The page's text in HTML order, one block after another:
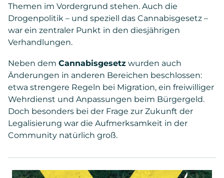
Themen im Vordergrund stehen. Auch die
Drogenpolitik – und speziell das Cannabisgesetz –
war ein zentraler Punkt in den diesjährigen
Verhandlungen.
Neben dem Cannabisgesetz wurden auch
Änderungen in anderen Bereichen beschlossen:
etwa strengere Regeln bei Migration, ein freiwilliger
Wehrdienst und Anpassungen beim Bürgergeld.
Doch besonders bei der Frage zur Zukunft der
Legalisierung war die Aufmerksamkeit in der
Community natürlich groß.